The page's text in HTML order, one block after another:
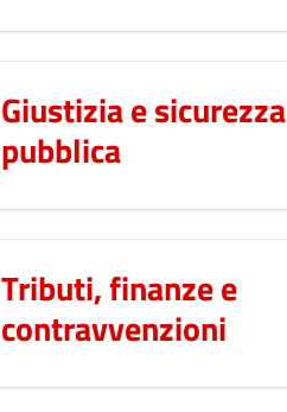
Giustizia e sicurezza
pubblica
Tributi, finanze e
contravvenzioni